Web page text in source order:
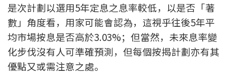
按揭全面睇
新聞/研究
公司動態
是次計劃以選用5年定息之息率較低，以是否「著
數」角度看，用家可能會認為，這視乎往後5年平
均市場按息是否高於3.03%；但當然，未來息率變
化步伐沒有人可準確預測，但每個按揭計劃亦有其
優點又或需注意之處。